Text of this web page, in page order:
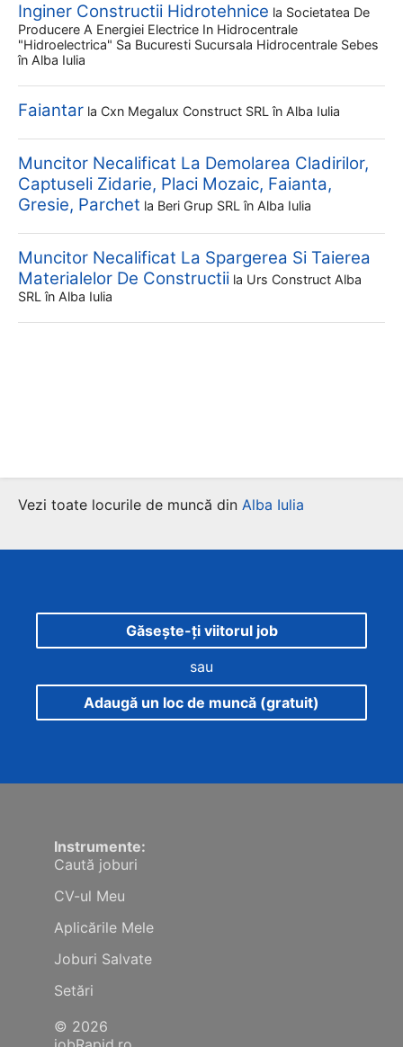
Inginer Constructii Hidrotehnice la Societatea De
Producere A Energiei Electrice In Hidrocentrale
"hidroelectrica" Sa Bucuresti Sucursala Hidrocentrale Sebes
în Alba Iulia
Faiantar la Cxn Megalux Construct SRL în Alba Iulia
Muncitor Necalificat La Demolarea Cladirilor,
Captuseli Zidarie, Placi Mozaic, Faianta,
Gresie, Parchet la Beri Grup SRL în Alba Iulia
Muncitor Necalificat La Spargerea Si Taierea
Materialelor De Constructii la Urs Construct Alba
SRL în Alba Iulia
Vezi toate locurile de muncă din Alba Iulia
Găsește-ți viitorul job
sau
Adaugă un loc de muncă (gratuit)
Instrumente:
Caută joburi
CV-ul Meu
Aplicările Mele
Joburi Salvate
Setări
© 2026